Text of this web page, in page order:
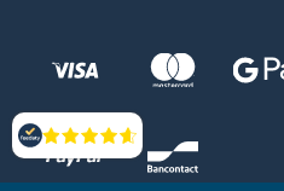
Évaluation